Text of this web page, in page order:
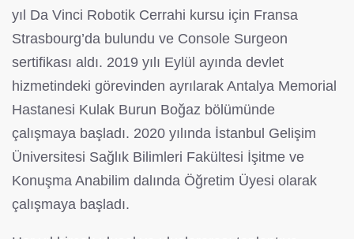
yıl Da Vinci Robotik Cerrahi kursu için Fransa
Strasbourg’da bulundu ve Console Surgeon
sertifikası aldı. 2019 yılı Eylül ayında devlet
hizmetindeki görevinden ayrılarak Antalya Memorial
Hastanesi Kulak Burun Boğaz bölümünde
çalışmaya başladı. 2020 yılında İstanbul Gelişim
Üniversitesi Sağlık Bilimleri Fakültesi İşitme ve
Konuşma Anabilim dalında Öğretim Üyesi olarak
çalışmaya başladı.